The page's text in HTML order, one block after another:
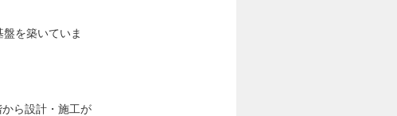
を築いていま
ら設計・施工が